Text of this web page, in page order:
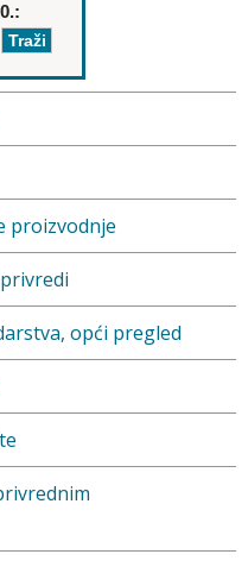
proizvodnje
opći pregled